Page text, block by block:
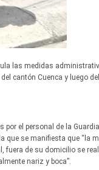
las medidas
cantón Cuenca y luego
el personal de la
que se manifiesta que “la
fuera de su domicilio se
nariz y boca”.